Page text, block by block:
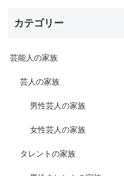
カテゴリー
芸能人の家族
芸人の家族
男性芸人の家族
女性芸人の家族
タレントの家族